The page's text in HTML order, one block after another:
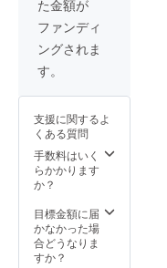
名）が発行した
領収証をもって
確定申告をして
いただく必要が
ございます。 領
送いたします。
※領収証は
CAMPFIREでは
なく当団体が発
行・郵送いたし
ます。
だきます。 報告
メールは、海水
浴シーズン終了
後の9月末頃を予
定しています。
このプロジェク
トの寄付は寄付
金控除の対象に
なります。 「寄
附金控除」をお
受けいただくた
めには、確定申
告の際に、（団
た領収証をもっ
て 確定申告をし
ていただく必要
がございます。
た金額が
ファンディ
ングされま
す。
支援に関するよ
くある質問
手数料はいく
らかかります
か？
目標金額に届
かなかった場
合どうなりま
すか？